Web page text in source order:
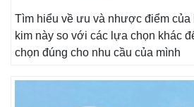
Tìm hiểu về ưu và nhược điểm
kim này so với các lựa chọn khác
chọn đúng cho nhu cầu của mình